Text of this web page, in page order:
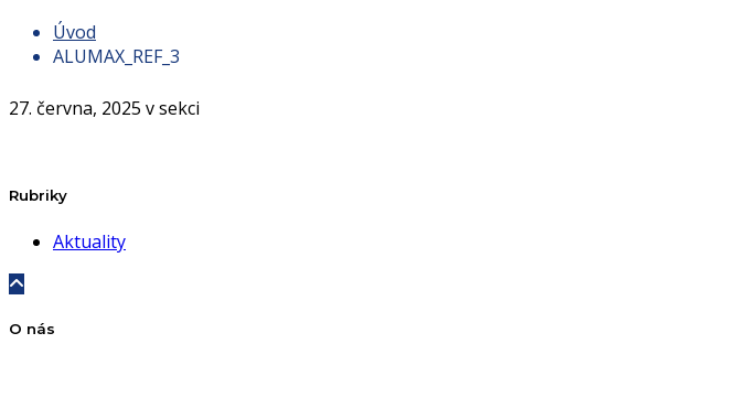
Úvod
ALUMAX_REF_3
27. června, 2025 v sekci
Rubriky
Aktuality
O nás